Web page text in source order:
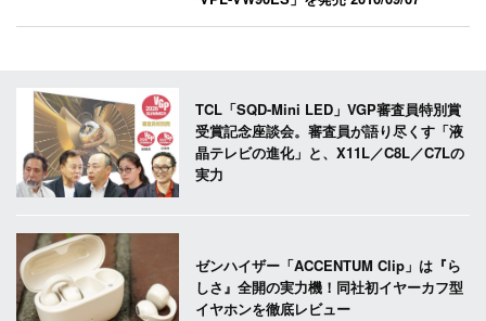
TCL「SQD-Mini LED」VGP審査員特別賞
受賞記念座談会。審査員が語り尽くす「液
晶テレビの進化」と、X11L／C8L／C7Lの
実力
ゼンハイザー「ACCENTUM Clip」は『ら
しさ』全開の実力機！同社初イヤーカフ型
イヤホンを徹底レビュー